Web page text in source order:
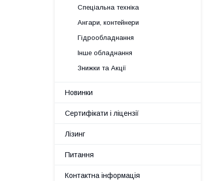
Спеціальна техніка
Ангари, контейнери
Гідрообладнання
Інше обладнання
Знижки та Акції
Новинки
Сертифікати і ліцензії
Лізинг
Питання
Контактна інформація